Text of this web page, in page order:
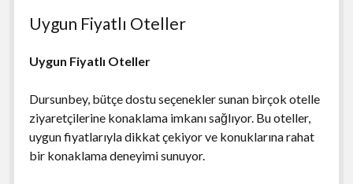
Uygun Fiyatlı Oteller
Uygun Fiyatlı Oteller
Dursunbey, bütçe dostu seçenekler sunan birçok otelle
ziyaretçilerine konaklama imkanı sağlıyor. Bu oteller,
uygun fiyatlarıyla dikkat çekiyor ve konuklarına rahat
bir konaklama deneyimi sunuyor.